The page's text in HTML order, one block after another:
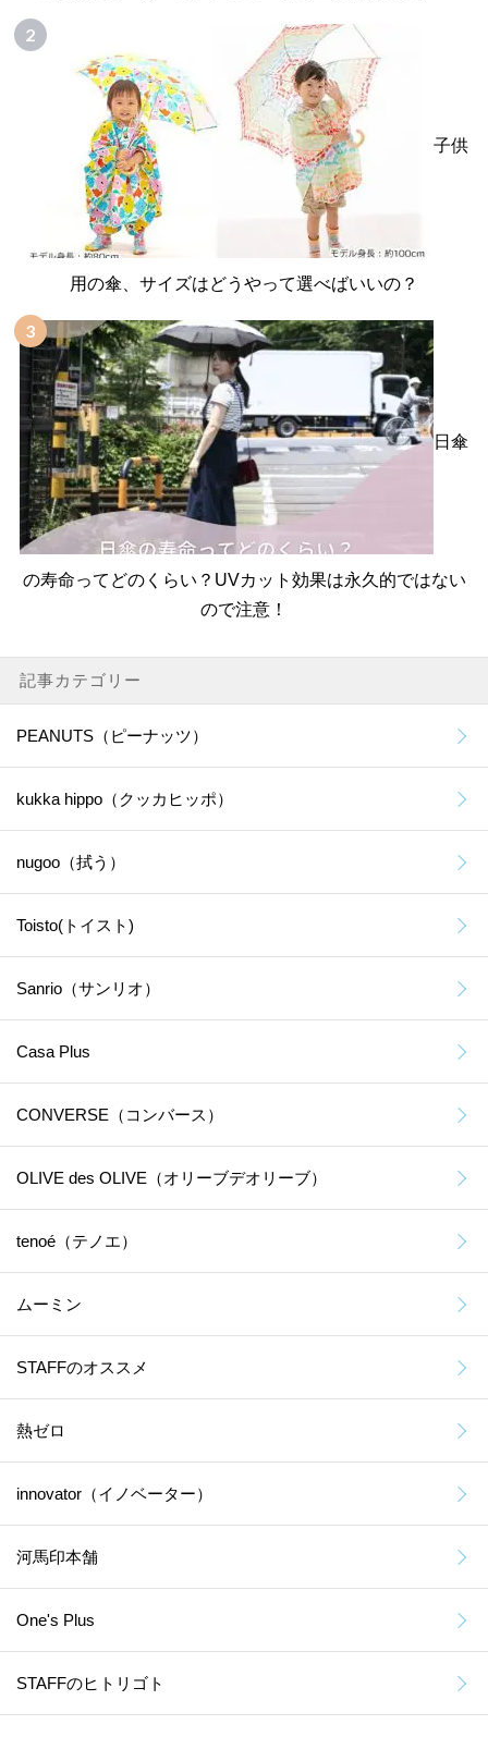
子供
用の傘、サイズはどうやって選べばいいの？
日傘
の寿命ってどのくらい？UVカット効果は永久的ではない
ので注意！
記事カテゴリー
PEANUTS（ピーナッツ）
kukka hippo（クッカヒッポ）
nugoo（拭う）
Toisto(トイスト)
Sanrio（サンリオ）
Casa Plus
CONVERSE（コンバース）
OLIVE des OLIVE（オリーブデオリーブ）
tenoé（テノエ）
ムーミン
STAFFのオススメ
熱ゼロ
innovator（イノベーター）
河馬印本舗
One's Plus
STAFFのヒトリゴト